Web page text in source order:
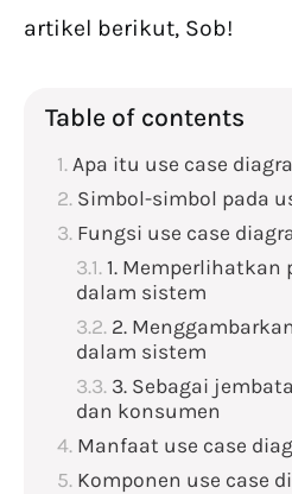
artikel berikut, Sob!
Table of contents
Apa itu use case
Simbol-simbol pada
Fungsi use case
1. Memperlihatkan
dalam sistem
2.
dalam sistem
3. Sebagai
dan konsumen
Manfaat use case
Komponen use case